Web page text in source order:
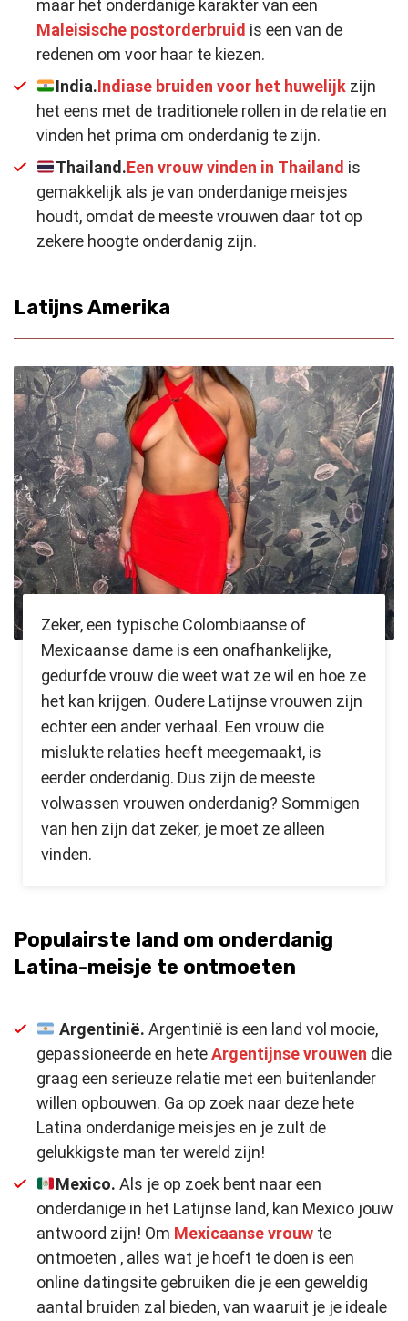
maar het onderdanige karakter van een
Maleisische postorderbruid is een van de
redenen om voor haar te kiezen.
India.Indiase bruiden voor het huwelijkzijn
het eens met de traditionele rollen in de relatie en
vinden het prima om onderdanig te zijn.
Thailand.Een vrouw vinden in Thailand is
gemakkelijk als je van onderdanige meisjes
houdt, omdat de meeste vrouwen daar tot op
zekere hoogte onderdanig zijn.
Latijns Amerika
Zeker, een typische Colombiaanse of
Mexicaanse dame is een onafhankelijke,
gedurfde vrouw die weet wat ze wil en hoe ze
het kan krijgen. Oudere Latijnse vrouwen zijn
echter een ander verhaal. Een vrouw die
mislukte relaties heeft meegemaakt, is
eerder onderdanig. Dus zijn de meeste
volwassen vrouwen onderdanig? Sommigen
van hen zijn dat zeker, je moet ze alleen
vinden.
Populairste land om onderdanig
Latina-meisje te ontmoeten
Argentinië. Argentinië is een land vol mooie,
gepassioneerde en heteArgentijnse vrouwen die
graag een serieuze relatie met een buitenlander
willen opbouwen. Ga op zoek naar deze hete
Latina onderdanige meisjes en je zult de
gelukkigste man ter wereld zijn!
Mexico. Als je op zoek bent naar een
onderdanige in het Latijnse land, kan Mexico jouw
antwoord zijn! Om Mexicaanse vrouw te
ontmoeten , alles wat je hoeft te doen is een
online datingsite gebruiken die je een geweldig
aantal bruiden zal bieden, van waaruit je je ideale